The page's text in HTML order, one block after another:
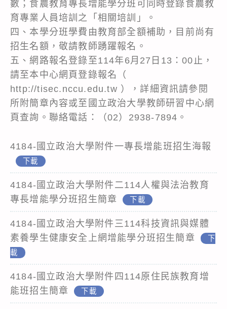
數；食農教育專長增能學分班可同時登錄食農教
育專業人員培訓之「相關培訓」。
四、本學分班學費由教育部全額補助，目前尚有
招生名額，敬請教師踴躍報名。
五、網路報名登錄至114年6月27日13：00止，
請至本中心網頁登錄報名（
http://tisec.nccu.edu.tw ），詳細資訊請參閱
所附簡章內容或至國立政治大學教師研習中心網
頁查詢。聯絡電話：（02）2938-7894。
4184-國立政治大學附件一專長增能班招生海報
下載
4184-國立政治大學附件二114人權與法治教育
專長增能學分班招生簡章
下載
4184-國立政治大學附件三114科技資訊與媒體
素養學生健康安全上網增能學分班招生簡章
下
載
4184-國立政治大學附件四114原住民族教育增
能班招生簡章
下載